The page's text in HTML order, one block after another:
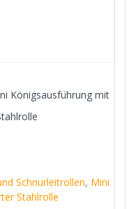
Königsausführung mit
Schnurleitrollen, Mini
Stahlrolle